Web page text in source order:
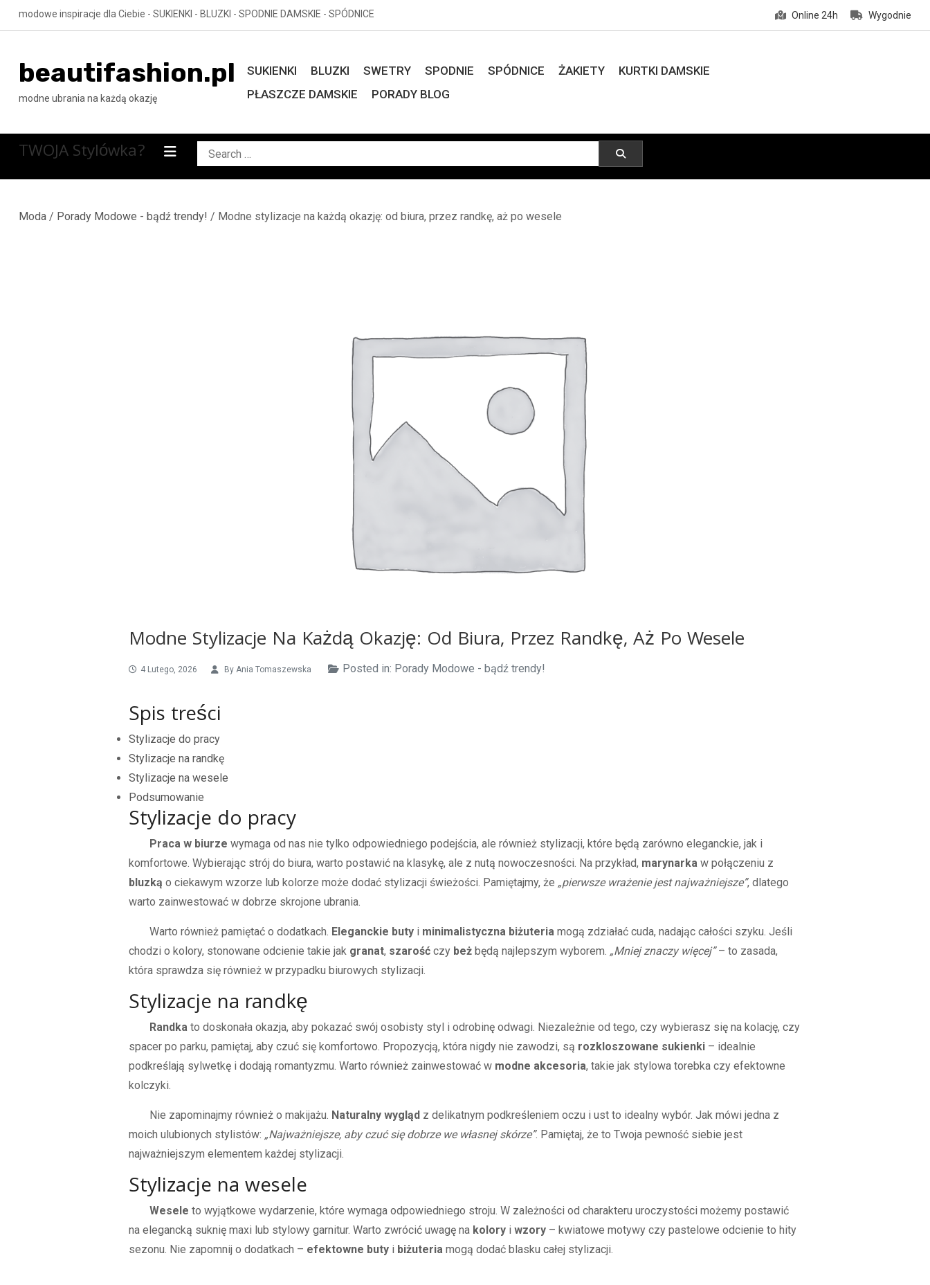
Skip
to
modowe inspiracje dla Ciebie - SUKIENKI - BLUZKI - SPODNIE DAMSKIE - SPÓDNICE Online 24h Wygodnie
beautifashion.pl
modne ubrania na każdą okazję
SUKIENKI BLUZKI SWETRY SPODNIE SPÓDNICE ŻAKIETY
KURTKI DAMSKIE
PŁASZCZE DAMSKIE
PORADY BLOG
TWOJA Stylówka?
Search
for:
Moda/ Porady Modowe - bądź trendy! / Modne stylizacje na każdą okazję: od biura, przez randkę, aż po wesele
Modne Stylizacje Na Każdą Okazję: Od Biura, Przez Randkę, Aż Po Wesele
4 Lutego, 2026 By Ania Tomaszewska Posted in: Porady Modowe - bądź trendy!
Spis treści
Stylizacje do pracy
Stylizacje na randkę
Stylizacje na wesele
Podsumowanie
Stylizacje do pracy
Praca w biurze wymaga od nas nie tylko odpowiedniego podejścia, ale również stylizacji, które będą zarówno eleganckie, jak i
komfortowe. Wybierając strój do biura, warto postawić na klasykę, ale z nutą nowoczesności. Na przykład, marynarkaw połączeniu z
bluzką o ciekawym wzorze lub kolorze może dodać stylizacji świeżości. Pamiętajmy, że „pierwsze wrażenie jest najważniejsze”, dlatego
warto zainwestować w dobrze skrojone ubrania.
Warto również pamiętać o dodatkach. Eleganckie butyi minimalistyczna biżuteriamogą zdziałać cuda, nadając całości szyku. Jeśli
chodzi o kolory, stonowane odcienie takie jak granat, szarośćczy beżbędą najlepszym wyborem. „Mniej znaczy więcej”– to zasada,
która sprawdza się również w przypadku biurowych stylizacji.
Stylizacje na randkę
Randkato doskonała okazja, aby pokazać swój osobisty styl i odrobinę odwagi. Niezależnie od tego, czy wybierasz się na kolację, czy
spacer po parku, pamiętaj, aby czuć się komfortowo. Propozycją, która nigdy nie zawodzi, są rozkloszowane sukienki– idealnie
podkreślają sylwetkę i dodają romantyzmu. Warto również zainwestować w modne akcesoria, takie jak stylowa torebka czy efektowne
kolczyki.
Nie zapominajmy również o makijażu. Naturalny wyglądz delikatnym podkreśleniem oczu i ust to idealny wybór. Jak mówi jedna z
moich ulubionych stylistów: „Najważniejsze, aby czuć się dobrze we własnej skórze”. Pamiętaj, że to Twoja pewność siebie jest
najważniejszym elementem każdej stylizacji.
Stylizacje na wesele
Wesele to wyjątkowe wydarzenie, które wymaga odpowiedniego stroju. W zależności od charakteru uroczystości możemy postawić
na elegancką suknię maxi lub stylowy garnitur. Warto zwrócić uwagę na koloryi wzory– kwiatowe motywy czy pastelowe odcienie to hity
sezonu. Nie zapomnij o dodatkach – efektowne butyi biżuteriamogą dodać blasku całej stylizacji.